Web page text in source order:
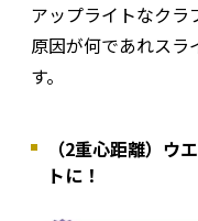
アップライトなクラ
原因が何であれスラ
す。
（2重心距離）ウ
トに！